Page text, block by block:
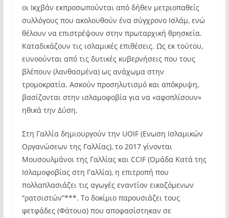
οι Ικχβάν εκπροσωπούνται από δήθεν μετριοπαθείς
συλλόγους που ακολουθούν ένα σύγχρονο Ισλάμ, ενώ
θέλουν να επιστρέψουν στην πρωταρχική θρησκεία.
Καταδικάζουν τις ισλαμικές επιθέσεις. Ως εκ τούτου,
ευνοούνται από τις δυτικές κυβερνήσεις που τους
βλέπουν (λανθασμένα) ως ανάχωμα στην
τρομοκρατία. Ασκούν προσηλυτισμό και απόκρυψη,
βασίζονται στην ισλαμοφοβία για να «αφοπλίσουν»
ηθικά την Δύση.
Στη Γαλλία δημιουργούν την UOIF (Ενωση Ισλαμικών
Οργανώσεων της Γαλλίας), το 2017 γίνονται
Μουσουλμάνοι της Γαλλίας και CCIF (Ομάδα Κατά της
Ισλαμοφοβίας στη Γαλλία), η επιτροπή που
πολλαπλασιάζει τις αγωγές εναντίον εικαζόμενων
“ρατσιστών”***. Το δοκίμιο παρουσιάζει τους
φετφάδες (Φάτουα) που αποφασίστηκαν σε